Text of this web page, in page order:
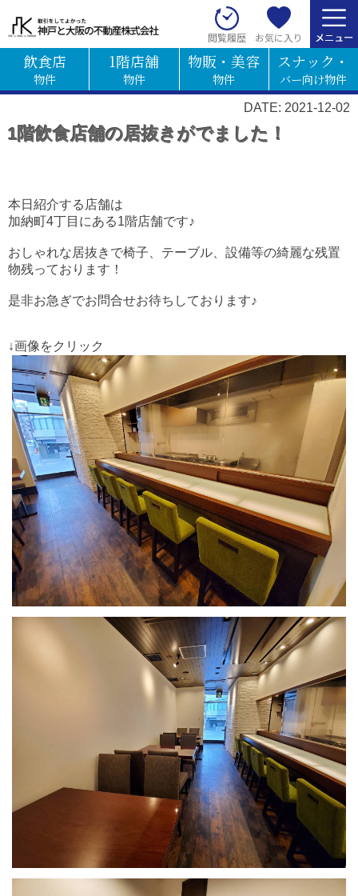
閲覧履歴 お気に入り
飲食店
物件
1階店舗
物件
物販・美容
物件
スナック・
バー向け物件
DATE: 2021-12-02
1階飲食店舗の居抜きがでました！
本日紹介する店舗は
加納町4丁目にある1階店舗です♪
おしゃれな居抜きで椅子、テーブル、設備等の綺麗な残置
物残っております！
是非お急ぎでお問合せお待ちしております♪
↓画像をクリック